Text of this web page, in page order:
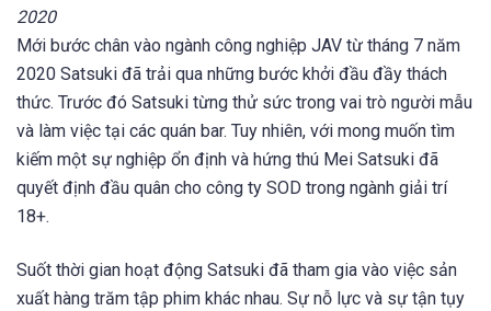
2020
Mới bước chân vào ngành công nghiệp JAV từ tháng 7 năm
2020 Satsuki đã trải qua những bước khởi đầu đầy thách
thức. Trước đó Satsuki từng thử sức trong vai trò người mẫu
và làm việc tại các quán bar. Tuy nhiên, với mong muốn tìm
kiếm một sự nghiệp ổn định và hứng thú Mei Satsuki đã
quyết định đầu quân cho công ty SOD trong ngành giải trí
18+.
Suốt thời gian hoạt động Satsuki đã tham gia vào việc sản
xuất hàng trăm tập phim khác nhau. Sự nỗ lực và sự tận tụy